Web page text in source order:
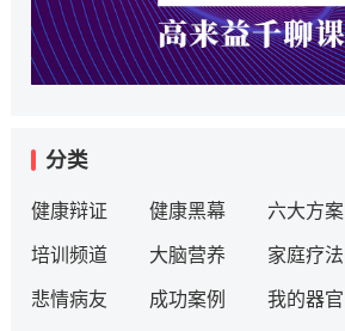
分类
健康辩证 健康黑幕 六大方案
培训频道 大脑营养 家庭疗法
悲情病友 成功案例 我的器官